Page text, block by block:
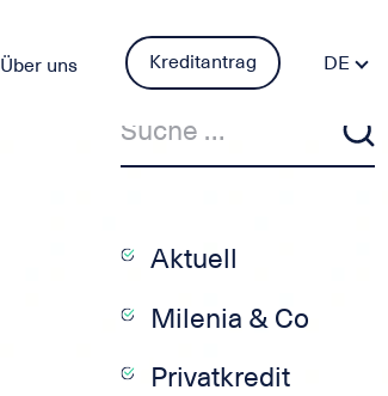
Über uns Kreditantrag
DE
PT
ES
Aktuell
Milenia & Co
Privatkredit